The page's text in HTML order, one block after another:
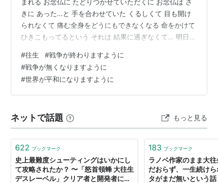
きに あった…と 手を合わせていた くるしくて 目も開け
られなくて 痛む全身をどうにもできなくなる 命をかけて
ひきこもってるという それは 結果に過ぎなくて… 明日を
のとき そこへ… つながってゆくのだから… 結末としての
往生では けっして無い往生に お念仏 つなぐ いま つなぐ
カソリックの葬儀は 天国に生まれる祝い ほんとうに か
なしくて やり切れるものでなかった…まだ泣く どれほど
#往生 #戦争が終わりますように
#戦争が無くなりますように
#世界が平和になりますように
ネットで話題 もっと見る
622 ブックマーク
史上最難度シューティングはいかにし
て攻略されたか？ 〜「怒首領蜂 大往生
デスレーベル」クリア者と開発者に聞
183 ブックマーク
ラノベ作家のまま大
だおらず、一生続け
タがまだ無いという話